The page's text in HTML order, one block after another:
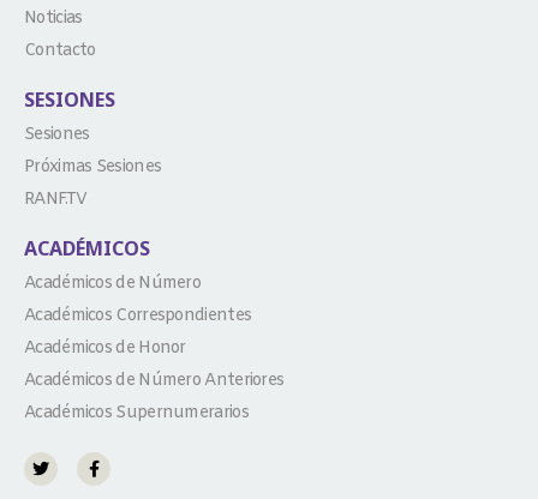
Noticias
Contacto
SESIONES
Sesiones
Próximas Sesiones
RANF.TV
ACADÉMICOS
Académicos de Número
Académicos Correspondientes
Académicos de Honor
Académicos de Número Anteriores
Académicos Supernumerarios